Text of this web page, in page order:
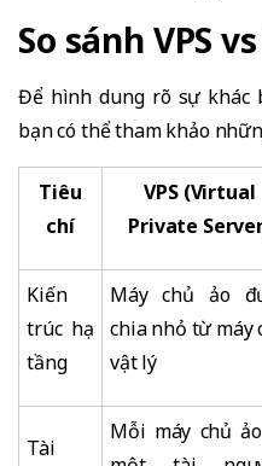
So sánh VPS
Để hình dung rõ sự khác
bạn có thể tham khảo
Tiêu
chí
VPS (Virtual
Private
Kiến
trúc hạ
tầng
Máy chủ ảo
chia nhỏ từ máy
vật lý
Tài
Mỗi máy chủ